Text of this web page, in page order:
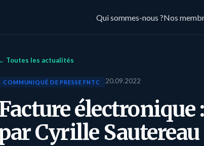
Qui sommes-nous ?Nos
Toutes les actualités
COMMUNIQUÉ DE PRESSE FNTC 20.09.2022
électronique
Cyrille Sautereau